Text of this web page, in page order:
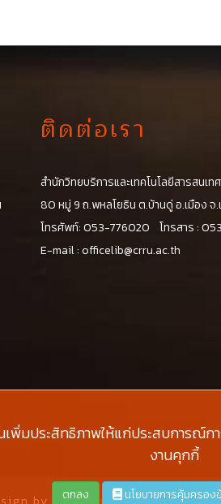
ติดต่อเรา
สำนักวิทยบริการและเทคโนโลยีสารสนเ
80 หมู่ 9 ถ.พหลโยธิน ต.บ้านดู่ อ.เมือง จ.
โทรศัพท์: 053-776020 โทรสาร :
E-mail :officelib@crru.ac.th
เพิ่มประสิทธิภาพให้แก่ประสบการ
งานคุกกี้
ตกลง นโยบายการคุ้มครอ